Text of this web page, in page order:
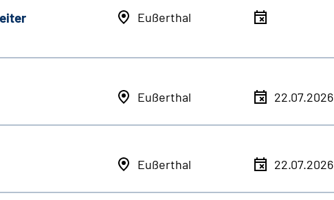
Eußerthal
Eußerthal 22.07.2026
Eußerthal 22.07.2026